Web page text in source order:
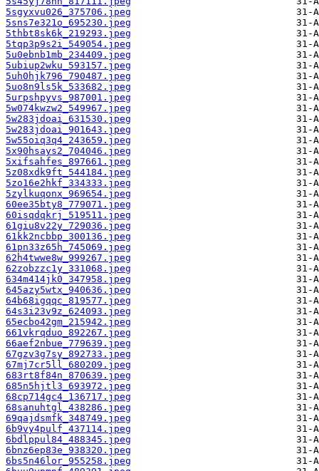
5sgyxvu026_375706.jpeg
5sns7e321o_695230.jpeg
5thbt8sk6k_219293.jpeg
5tqp3p9s2i_549054.jpeg
5u0ebnb1mb_234409.jpeg
5ubiup2wku_593157.jpeg
5uh0hjk796_790487.jpeg
5uo8n9ls5k_533682.jpeg
5urpshpyvs_987001.jpeg
5w074kwzw2_549967.jpeg
5w283jdoai_631530.jpeg
5w283jdoai_901643.jpeg
5w55oiq3q4_243659.jpeg
5x90hsays2_704046.jpeg
5xifsahfes_897661.jpeg
5z08xdk9ft_544184.jpeg
5zo16e2hkf_334333.jpeg
5zylkuqonx_969654.jpeg
60ee35bty8_779071.jpeg
60isqdqkrj_519511.jpeg
61giu8v22y_729036.jpeg
61kk2ncbbp_300136.jpeg
61pn33z65h_745069.jpeg
62h4twwe8w_999267.jpeg
62zobzzc1y_331068.jpeg
634m414jk0_347958.jpeg
645azy5wtx_940636.jpeg
64b68igqqc_819577.jpeg
64s3i23v9z_624093.jpeg
65ecbo42gm_215942.jpeg
661vkrqduo_892267.jpeg
66aef2nbue_779639.jpeg
67gzv3g7sy_892733.jpeg
67mj7cr5ll_680209.jpeg
683rt8f84n_870639.jpeg
685n5hjtl3_693972.jpeg
68cp714gc4_136717.jpeg
68sanuhtgl_438286.jpeg
69qajdsmfk_348749.jpeg
6b9vy4pulf_437114.jpeg
6bdlppul84_488345.jpeg
6bnz6ep83e_938320.jpeg
6bs5n46lor_955258.jpeg